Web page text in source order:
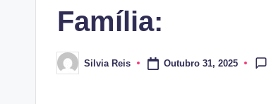
Família:
PostedSilvia Reis Outubro 31, 2025